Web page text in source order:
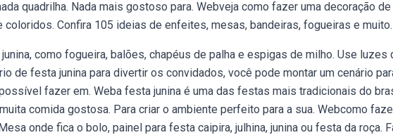
quadrilha. Nada mais gostoso para. Webveja como fazer uma decoração
Confira 105 ideias de enfeites, mesas, bandeiras, fogueiras e muito.
como fogueira, balões, chapéus de palha e espigas de milho. Use luzes
de festa junina para divertir os convidados, você pode montar um cenário
fazer em. Weba festa junina é uma das festas mais tradicionais do
comida gostosa. Para criar o ambiente perfeito para a sua. Webcomo
onde fica o bolo, painel para festa caipira, julhina, junina ou festa da roça.